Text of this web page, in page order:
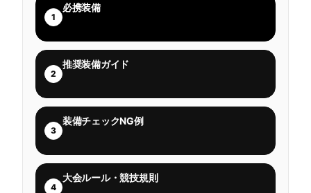
1
必携装備
2
推奨装備ガイド
3
装備チェックNG例
4
大会ルール・競技規則